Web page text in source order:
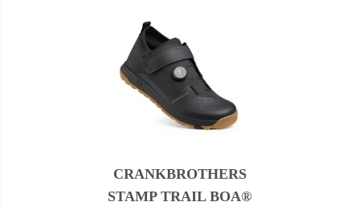
CRANKBROTHERS
STAMP TRAIL BOA®